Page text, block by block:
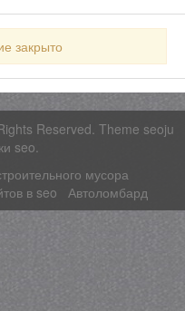
закрыто
Reserved. Theme seoju
seo.
мусора
в seo
Автоломбард